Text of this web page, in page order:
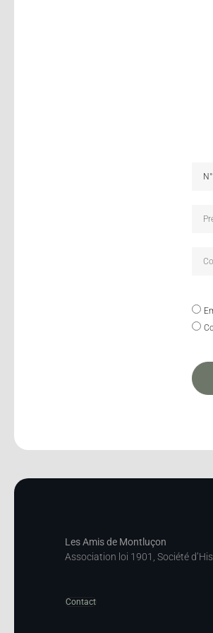
Les Amis de Montluçon
Association loi 1901, Société
Contact